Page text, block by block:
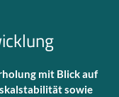
mit Blick auf
sowie